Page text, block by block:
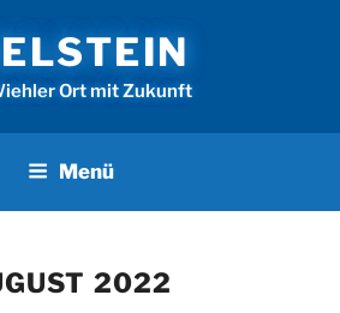
Ort mit Zukunft
Menü
2022